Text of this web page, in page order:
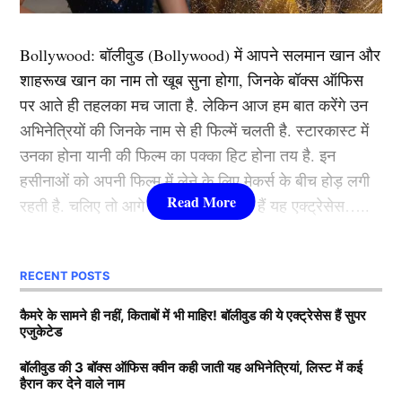
View this post on Instagram
Bollywood:बॉलीवुड (Bollywood)में आपने सलमान खान और
शाहरूख खान का नाम तो खूब सुना होगा, जिनके बॉक्स ऑफिस
पर आते ही तहलका मच जाता है. लेकिन आज हम बात करेंगे उन
अभिनेत्रियों की जिनके नाम से ही फिल्में चलती है. स्टारकास्ट में
उनका होना यानी की फिल्म का पक्का हिट होना तय है. इन
हसीनाओं को अपनी फिल्म में लेने के लिए मेकर्स के बीच होड़ लगी
रहती है. चलिए तो आगे जानते हैं कौन-कौन हैं यह एक्ट्रेसेस…..
1.दीपिका पादुकोण ( Deepika
Padukone)
RECENT POSTS
कैमरे के सामने ही नहीं, किताबों में भी माहिर! बॉलीवुड की ये एक्ट्रेसेस हैं सुपर
एजुकेटेड
बॉलीवुड की 3 बॉक्स ऑफिस क्वीन कही जाती यह अभिनेत्रियां, लिस्ट में कई
हैरान कर देने वाले नाम